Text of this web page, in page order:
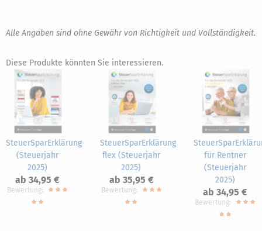
Alle Angaben sind ohne Gewähr von Richtigkeit und Vollständigkeit.
Diese Produkte könnten Sie interessieren.
SteuerSparErklärung
(Steuerjahr
2025)
ab 34,95 €
Bewertung:
SteuerSparErklärung
flex (Steuerjahr
2025)
ab 35,95 €
Bewertung:
für Rentner
(Steuerjahr
2025)
ab 34,95 €
Bewertung: